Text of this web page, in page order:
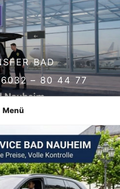
BAD
– 80 44 77
Menü